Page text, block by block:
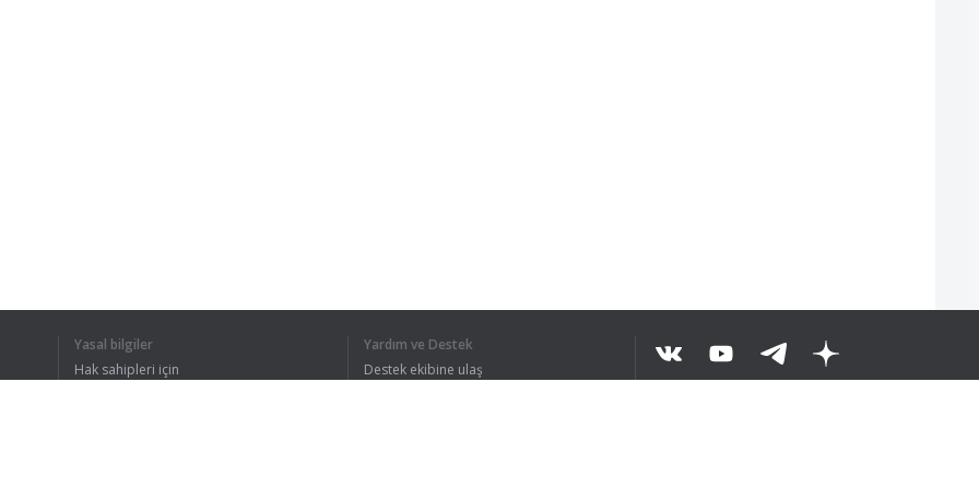
Yasal bilgiler
Hak sahipleri için
Yardım ve Destek
Destek ekibine ulaş